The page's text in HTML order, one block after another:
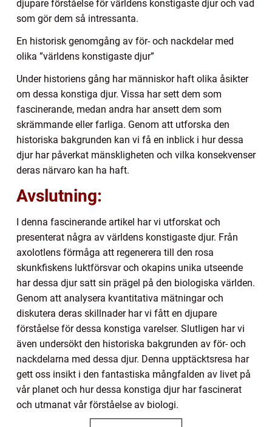
djupare förståelse för världens konstigaste djur och vad
som gör dem så intressanta.
En historisk genomgång av för- och nackdelar med
olika ”världens konstigaste djur”
Under historiens gång har människor haft olika åsikter
om dessa konstiga djur. Vissa har sett dem som
fascinerande, medan andra har ansett dem som
skrämmande eller farliga. Genom att utforska den
historiska bakgrunden kan vi få en inblick i hur dessa
djur har påverkat mänskligheten och vilka konsekvenser
deras närvaro kan ha haft.
Avslutning:
I denna fascinerande artikel har vi utforskat och
presenterat några av världens konstigaste djur. Från
axolotlens förmåga att regenerera till den rosa
skunkfiskens luktförsvar och okapins unika utseende
har dessa djur satt sin prägel på den biologiska världen.
Genom att analysera kvantitativa mätningar och
diskutera deras skillnader har vi fått en djupare
förståelse för dessa konstiga varelser. Slutligen har vi
även undersökt den historiska bakgrunden av för- och
nackdelarna med dessa djur. Denna upptäcktsresa har
gett oss insikt i den fantastiska mångfalden av livet på
vår planet och hur dessa konstiga djur har fascinerat
och utmanat vår förståelse av biologi.